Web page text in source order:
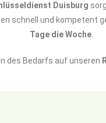
Duisburg
schnell und kompetent
Tage die Woche.
des Bedarfs auf unseren